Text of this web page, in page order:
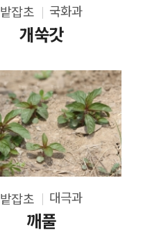
밭잡초 국화과
개쑥갓
밭잡초 대극과
깨풀